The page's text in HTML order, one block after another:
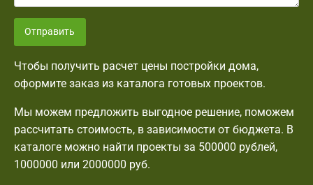
Отправить
Чтобы получить расчет цены постройки дома,
оформите заказ из каталога готовых проектов.
Мы можем предложить выгодное решение, поможем
рассчитать стоимость, в зависимости от бюджета. В
каталоге можно найти проекты за 500000 рублей,
1000000 или 2000000 руб.